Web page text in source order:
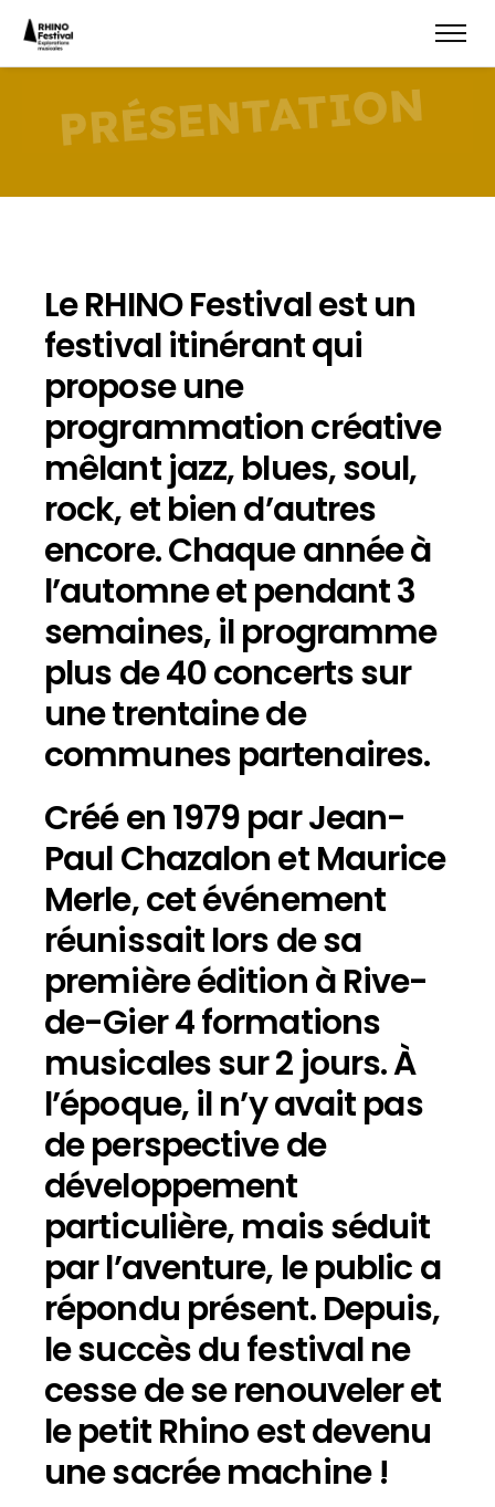
Le RHINO Festival est un
festival itinérant qui
propose une
programmation créative
mêlant jazz, blues, soul,
rock, et bien d’autres
encore. Chaque année à
l’automne et pendant 3
semaines, il programme
plus de 40 concerts sur
une trentaine de
communes partenaires.
Créé en 1979 par Jean-
Paul Chazalon et Maurice
Merle, cet événement
réunissait lors de sa
première édition à Rive-
de-Gier 4 formations
musicales sur 2 jours. À
l’époque, il n’y avait pas
de perspective de
développement
particulière, mais séduit
par l’aventure, le public a
répondu présent. Depuis,
le succès du festival ne
cesse de se renouveler et
le petit Rhino est devenu
une sacrée machine !